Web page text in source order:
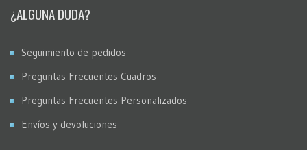
¿ALGUNA DUDA?
Seguimiento de pedidos
Preguntas Frecuentes Cuadros
Preguntas Frecuentes Personalizados
Envíos y devoluciones